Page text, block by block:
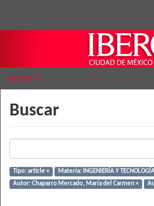
Buscar
Buscar
Tipo: article ×
Materia: INGENIERÍA Y
Autor: Chaparro Mercado, María del Carmen ×